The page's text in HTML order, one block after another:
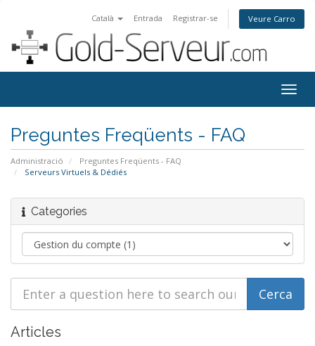
Català Entrada Registrar-se Veure Carro
Preguntes Freqüents - FAQ
Administració
Preguntes Freqüents - FAQ
Serveurs Virtuels & Dédiés
Categories
Articles